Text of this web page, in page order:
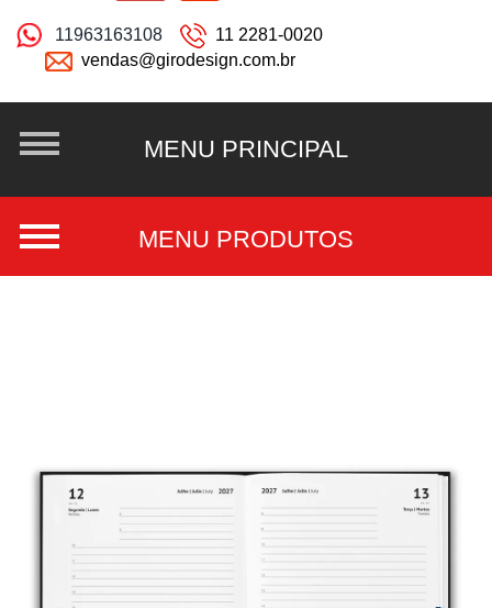
11963163108
11 2281-0020
vendas@girodesign.com.br